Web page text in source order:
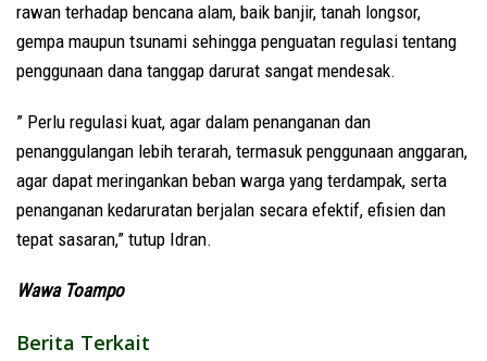
rawan terhadap bencana alam, baik banjir, tanah longsor,
gempa maupun tsunami sehingga penguatan regulasi tentang
penggunaan dana tanggap darurat sangat mendesak.
” Perlu regulasi kuat, agar dalam penanganan dan
penanggulangan lebih terarah, termasuk penggunaan anggaran,
agar dapat meringankan beban warga yang terdampak, serta
penanganan kedaruratan berjalan secara efektif, efisien dan
tepat sasaran,” tutup Idran.
Wawa Toampo
Berita Terkait